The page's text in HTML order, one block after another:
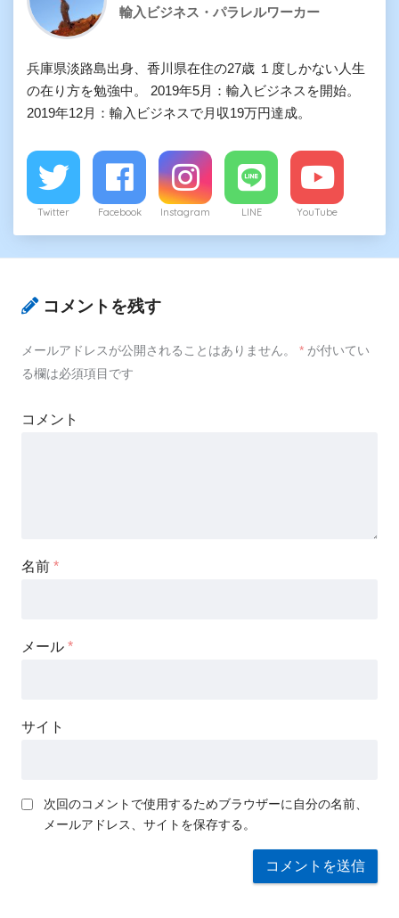
輸入ビジネス・パラレルワーカー
兵庫県淡路島出身、香川県在住の27歳 １度しかない人生
の在り方を勉強中。 2019年5月：輸入ビジネスを開始。
2019年12月：輸入ビジネスで月収19万円達成。
Twitter Facebook Instagram LINE YouTube
コメントを残す
メールアドレスが公開されることはありません。 * が付いてい
る欄は必須項目です
コメント
名前 *
メール *
サイト
次回のコメントで使用するためブラウザーに自分の名前、
メールアドレス、サイトを保存する。